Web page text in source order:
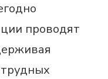
проводят